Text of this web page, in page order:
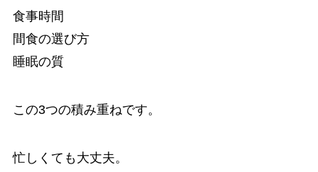
食事時間
間食の選び方
睡眠の質
この3つの積み重ねです。
忙しくても大丈夫。